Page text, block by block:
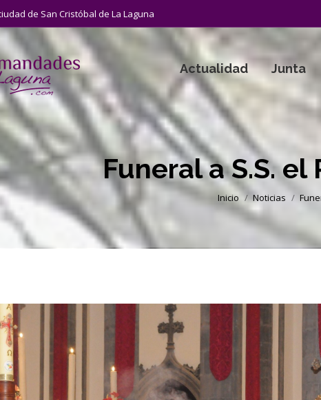
de San Cristóbal de La Laguna
Actualidad Junta
Funeral a S.S.
Estás aquí:
Inicio Noticias